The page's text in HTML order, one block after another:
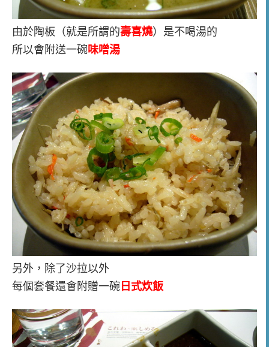
由於陶板（就是所謂的壽喜燒）是不喝湯的
所以會附送一碗味噌湯
另外，除了沙拉以外
每個套餐還會附贈一碗日式炊飯